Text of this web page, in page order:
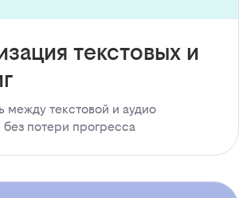
текстовых и
между текстовой и аудио
потери прогресса